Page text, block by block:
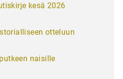
kesä 2026
otteluun
naisille